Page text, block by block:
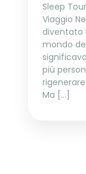
Sleep
Viaggio
diventato
mondo
più
Ma […]